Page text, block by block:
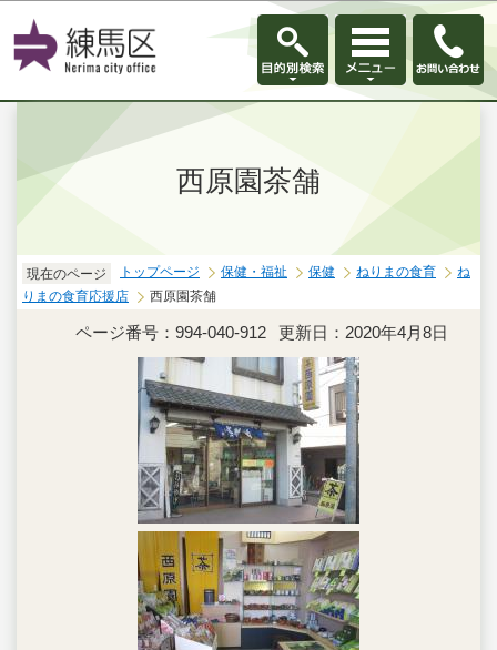
このページの本文へ移動
西原園茶舗
現在のページ トップページ 保健・福祉 保健 ねりまの食育
ね
りまの食育応援店
西原園茶舗
ページ番号：994-040-912 更新日：2020年4月8日